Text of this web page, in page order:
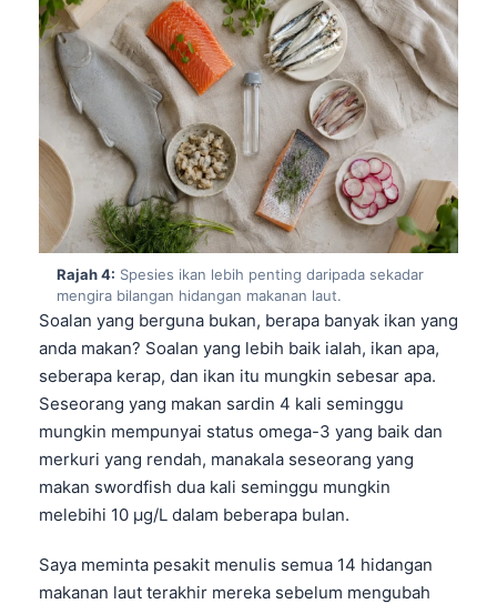
Rajah 4: Spesies ikan lebih penting daripada sekadar
mengira bilangan hidangan makanan laut.
Soalan yang berguna bukan, berapa banyak ikan yang
anda makan? Soalan yang lebih baik ialah, ikan apa,
seberapa kerap, dan ikan itu mungkin sebesar apa.
Seseorang yang makan sardin 4 kali seminggu
mungkin mempunyai status omega-3 yang baik dan
merkuri yang rendah, manakala seseorang yang
makan swordfish dua kali seminggu mungkin
melebihi 10 µg/L dalam beberapa bulan.
Saya meminta pesakit menulis semua 14 hidangan
makanan laut terakhir mereka sebelum mengubah